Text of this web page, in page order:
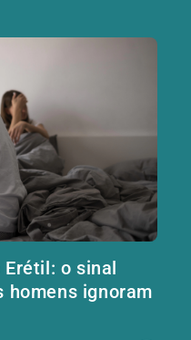
o sinal
homens ignoram